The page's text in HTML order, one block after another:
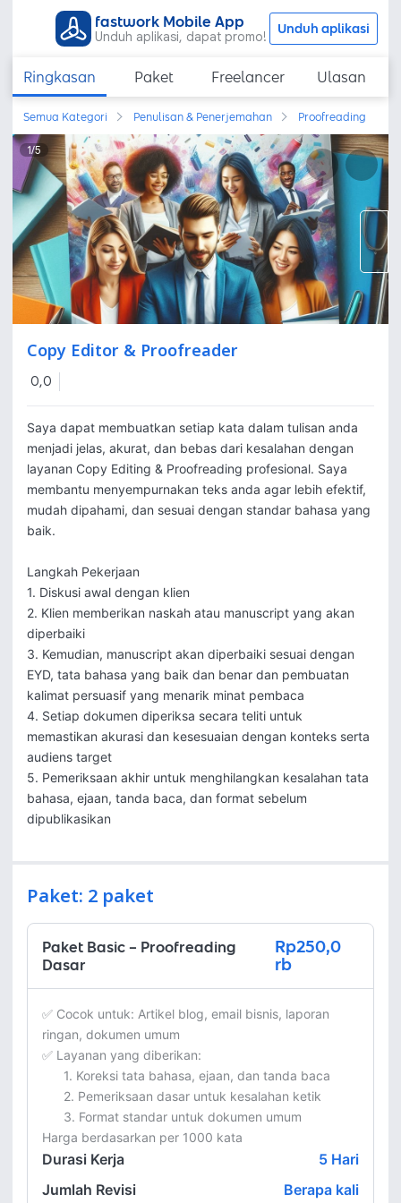
fastwork Mobile App
Unduh aplikasi, dapat promo! Unduh aplikasi
Ringkasan Paket Freelancer Ulasan
Semua Kategori Penulisan & Penerjemahan Proofreading
1/5
Copy Editor & Proofreader
0,0
Saya dapat membuatkan setiap kata dalam tulisan anda
menjadi jelas, akurat, dan bebas dari kesalahan dengan
layanan Copy Editing & Proofreading profesional. Saya
membantu menyempurnakan teks anda agar lebih efektif,
mudah dipahami, dan sesuai dengan standar bahasa yang
baik.
Langkah Pekerjaan
1. Diskusi awal dengan klien
2. Klien memberikan naskah atau manuscript yang akan
diperbaiki
3. Kemudian, manuscript akan diperbaiki sesuai dengan
EYD, tata bahasa yang baik dan benar dan pembuatan
kalimat persuasif yang menarik minat pembaca
4. Setiap dokumen diperiksa secara teliti untuk
memastikan akurasi dan kesesuaian dengan konteks serta
audiens target
5. Pemeriksaan akhir untuk menghilangkan kesalahan tata
bahasa, ejaan, tanda baca, dan format sebelum
dipublikasikan
Paket: 2 paket
Paket Basic – Proofreading
Dasar
Rp250,0
rb
✅ Cocok untuk: Artikel blog, email bisnis, laporan
ringan, dokumen umum
✅ Layanan yang diberikan:
Harga berdasarkan per 1000 kata
Durasi Kerja 5 Hari
Jumlah Revisi
Berapa kali